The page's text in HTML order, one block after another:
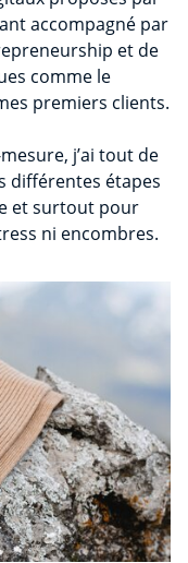
accompagné par
et de
comme le
premiers clients.
j’ai tout de
différentes étapes
et surtout pour
ni encombres.